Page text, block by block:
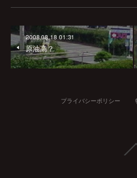
2008.08.18 01:31
原油高？
プライバシーポリシー